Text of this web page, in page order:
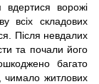
ворожі
всіх складових
Після невдалих
та почали його
багато
чимало житлових